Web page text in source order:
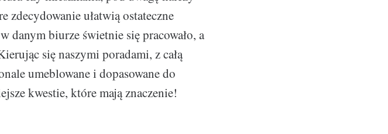
ułatwią ostateczne
biurze świetnie się pracowało, a
się naszymi poradami, z całą
umeblowane i dopasowane do
kwestie, które mają znaczenie!